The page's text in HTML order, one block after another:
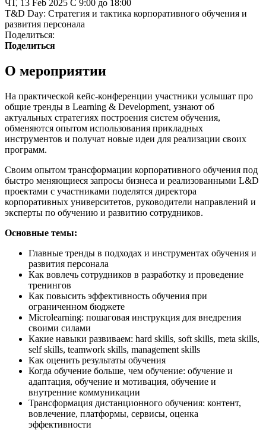
ЧТ, 13 Feb 2025 C 9:00 до 18:00
T&D Day: Стратегия и тактика корпоративного обучения и
развития персонала
Поделиться:
Поделиться
О мероприятии
На практической кейс-конференции участники услышат про
общие тренды в Learning & Development, узнают об
актуальных стратегиях построения систем обучения,
обменяются опытом использования прикладных
инструментов и получат новые идеи для реализации своих
программ.
Своим опытом трансформации корпоративного обучения под
быстро меняющиеся запросы бизнеса и реализованными L&D
проектами с участниками поделятся директора
корпоративных университетов, руководители направлений и
эксперты по обучению и развитию сотрудников.
Основные темы:
Главные тренды в подходах и инструментах обучения и
развития персонала
Как вовлечь сотрудников в разработку и проведение
тренингов
Как повысить эффективность обучения при
ограниченном бюджете
Microlearning: пошаговая инструкция для внедрения
своими силами
Какие навыки развиваем: hard skills, soft skills, meta skills,
self skills, teamwork skills, management skills
Как оценить результаты обучения
Когда обучение больше, чем обучение: обучение и
адаптация, обучение и мотивация, обучение и
внутренние коммуникации
Трансформация дистанционного обучения: контент,
вовлечение, платформы, сервисы, оценка
эффективности